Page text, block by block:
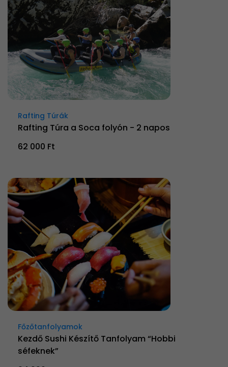
Rafting Túrák
Rafting Túra a Soca folyón - 2 napos
62 000 Ft
Főzőtanfolyamok
Kezdő Sushi Készítő Tanfolyam “Hobbi
séfeknek”